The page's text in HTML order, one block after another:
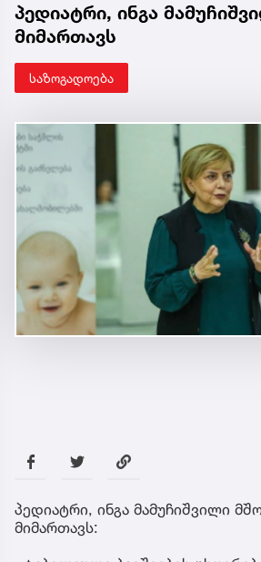
პედიატრი, ინგა
მიმართავს
საზოგადოება
პედიატრი, ინგა მამუჩიშვილი
მიმართავს: